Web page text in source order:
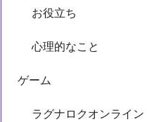
お役立ち
心理的なこと
ゲーム
ラグナロクオンライン